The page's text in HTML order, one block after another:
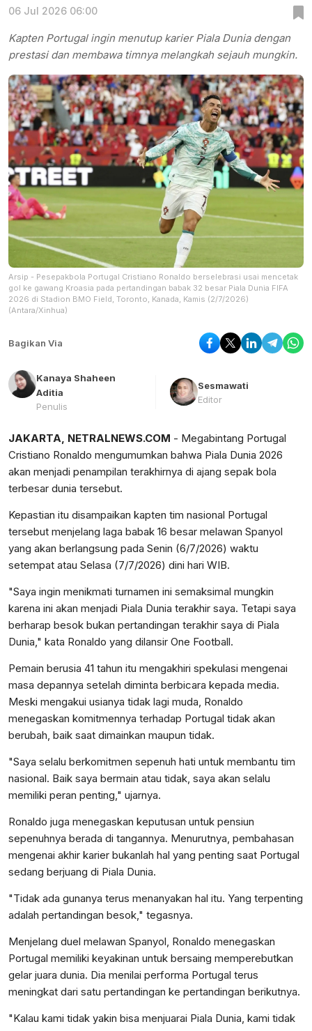
06 Jul 2026 06:00
Kapten Portugal ingin menutup karier Piala Dunia dengan
prestasi dan membawa timnya melangkah sejauh mungkin.
Arsip - Pesepakbola Portugal Cristiano Ronaldo berselebrasi usai mencetak
gol ke gawang Kroasia pada pertandingan babak 32 besar Piala Dunia FIFA
2026 di Stadion BMO Field, Toronto, Kanada, Kamis (2/7/2026)
(Antara/Xinhua)
Bagikan Via
Kanaya Shaheen
Aditia
Penulis
Sesmawati
Editor
JAKARTA, NETRALNEWS.COM - Megabintang Portugal
Cristiano Ronaldo mengumumkan bahwa Piala Dunia 2026
akan menjadi penampilan terakhirnya di ajang sepak bola
terbesar dunia tersebut.
Kepastian itu disampaikan kapten tim nasional Portugal
tersebut menjelang laga babak 16 besar melawan Spanyol
yang akan berlangsung pada Senin (6/7/2026) waktu
setempat atau Selasa (7/7/2026) dini hari WIB.
"Saya ingin menikmati turnamen ini semaksimal mungkin
karena ini akan menjadi Piala Dunia terakhir saya. Tetapi saya
berharap besok bukan pertandingan terakhir saya di Piala
Dunia," kata Ronaldo yang dilansir One Football.
Pemain berusia 41 tahun itu mengakhiri spekulasi mengenai
masa depannya setelah diminta berbicara kepada media.
Meski mengakui usianya tidak lagi muda, Ronaldo
menegaskan komitmennya terhadap Portugal tidak akan
berubah, baik saat dimainkan maupun tidak.
"Saya selalu berkomitmen sepenuh hati untuk membantu tim
nasional. Baik saya bermain atau tidak, saya akan selalu
memiliki peran penting," ujarnya.
Ronaldo juga menegaskan keputusan untuk pensiun
sepenuhnya berada di tangannya. Menurutnya, pembahasan
mengenai akhir karier bukanlah hal yang penting saat Portugal
sedang berjuang di Piala Dunia.
"Tidak ada gunanya terus menanyakan hal itu. Yang terpenting
adalah pertandingan besok," tegasnya.
Menjelang duel melawan Spanyol, Ronaldo menegaskan
Portugal memiliki keyakinan untuk bersaing memperebutkan
gelar juara dunia. Dia menilai performa Portugal terus
meningkat dari satu pertandingan ke pertandingan berikutnya.
"Kalau kami tidak yakin bisa menjuarai Piala Dunia, kami tidak